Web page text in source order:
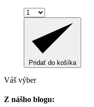
Pridať do košíka
Váš výber
Z nášho blogu: